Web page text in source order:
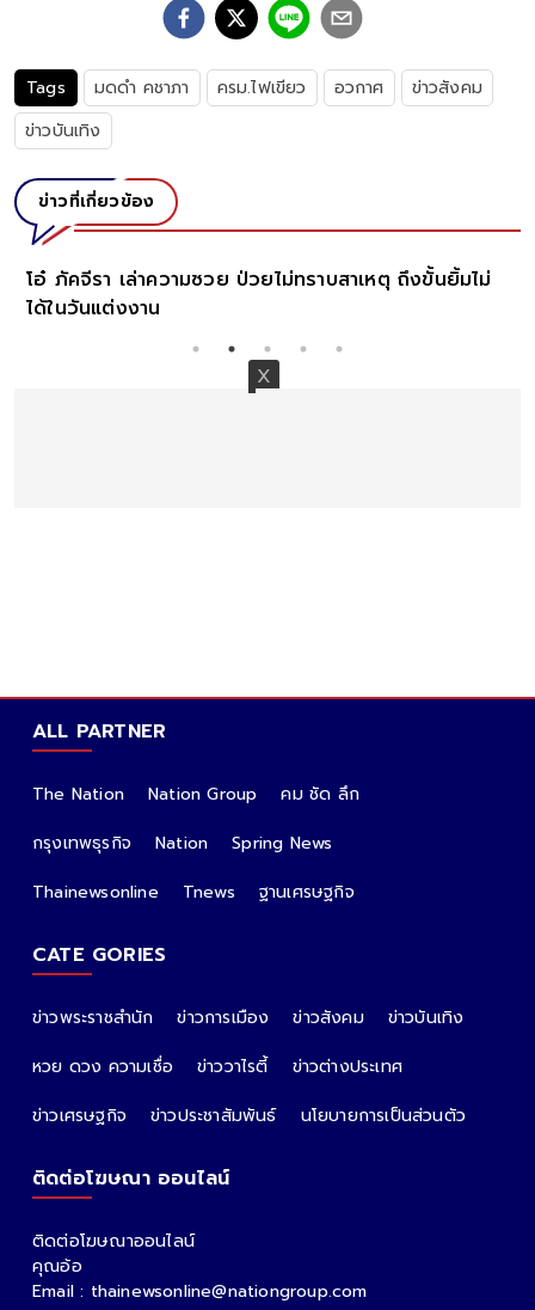
Tags มดดำ คชาภา ครม.ไฟเขียว อวกาศ
ข่าวสังคม
ข่าวบันเทิง
ข่าวที่เกี่ยวข้อง
โอ๋ ภัคจีรา เล่าความซวย ป่วยไม่ทราบสาเหตุ ถึงขั้นยิ้มไม่
ได้ในวันแต่งงาน
ALL PARTNER
The Nation Nation Group
คม ชัด ลึก
กรุงเทพธุรกิจ
Nation
Spring News
Thainewsonline
Tnews ฐานเศรษฐกิจ
CATE GORIES
ข่าวพระราชสำนัก ข่าวการเมือง ข่าวสังคม
ข่าวบันเทิง
หวย ดวง ความเชื่อ
ข่าววาไรตี้
ข่าวต่างประเทศ
ข่าวเศรษฐกิจ
ข่าวประชาสัมพันธ์ นโยบายการเป็นส่วนตัว
ติดต่อโฆษณา ออนไลน์
ติดต่อโฆษณาออนไลน์
คุณอ้อ
Email : thainewsonline@nationgroup.com